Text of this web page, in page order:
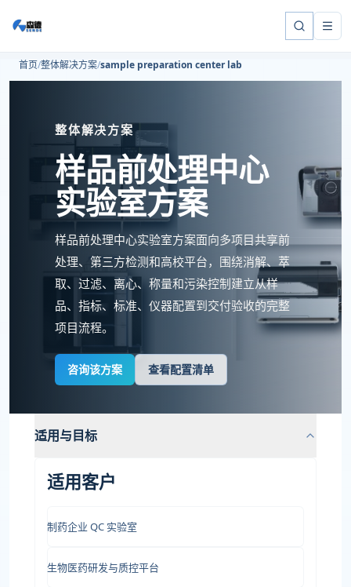
首页 整体解决方案 sample preparation center lab
整体解决方案
样品前处理中心
实验室方案
样品前处理中心实验室方案面向多项目共享前
处理、第三方检测和高校平台，围绕消解、萃
取、过滤、离心、称量和污染控制建立从样
品、指标、标准、仪器配置到交付验收的完整
项目流程。
咨询该方案 查看配置清单
适用与目标
适用客户
制药企业 QC 实验室
生物医药研发与质控平台